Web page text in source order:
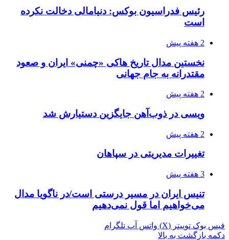
رئیس فدراسیون بوکس: دنیامالی دخالت نکرده
است
2 هفته پیش
نخستین مدال تاریخ هاکی «چمنی» ایران و صعود
مقتدرانه به جام جهانی
2 هفته پیش
ویسی در ذوب‌آهن جایگزین دستیارش شد
2 هفته پیش
تغییرات مدیریتی در سپاهان
3 هفته پیش
تنیس ایران در مسیر درستی است/در ناگویا مدال
می‌خواهیم اما قول نمی‌دهیم
فیس بوک توییتر (X) واتس آپ تلگرام
دکمه بازگشت به بالا